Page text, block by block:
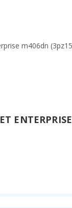
ENTERPRISE